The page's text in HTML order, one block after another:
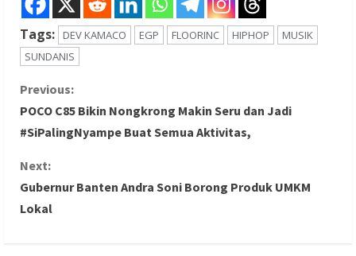
Tags: DEV KAMACO EGP FLOORINC HIPHOP
MUSIK
SUNDANIS
C
o
n
t
Previous:
POCO C85 Bikin Nongkrong Makin Seru dan Jadi
#SiPalingNyampe Buat Semua Aktivitas,
Next:
Gubernur Banten Andra Soni Borong Produk UMKM
Lokal